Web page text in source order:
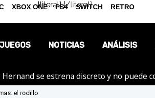
{literal}{/literal}
JUEGOS NOTICIAS
OPINIÓN
ANÁLISIS
se estrena discreto y no puede
el rodillo
XBOX ONE PS4 SWITCH RETRO